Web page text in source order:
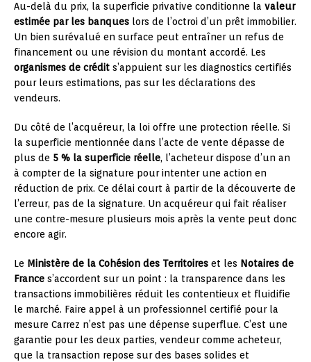
Au-delà du prix, la superficie privative conditionne la valeur
estimée par les banques lors de l’octroi d’un prêt immobilier.
Un bien surévalué en surface peut entraîner un refus de
financement ou une révision du montant accordé. Les
organismes de crédit s’appuient sur les diagnostics certifiés
pour leurs estimations, pas sur les déclarations des
vendeurs.
Du côté de l’acquéreur, la loi offre une protection réelle. Si
la superficie mentionnée dans l’acte de vente dépasse de
plus de 5 % la superficie réelle, l’acheteur dispose d’un an
à compter de la signature pour intenter une action en
réduction de prix. Ce délai court à partir de la découverte de
l’erreur, pas de la signature. Un acquéreur qui fait réaliser
une contre-mesure plusieurs mois après la vente peut donc
encore agir.
Le Ministère de la Cohésion des Territoires et les Notaires de
France s’accordent sur un point : la transparence dans les
transactions immobilières réduit les contentieux et fluidifie
le marché. Faire appel à un professionnel certifié pour la
mesure Carrez n’est pas une dépense superflue. C’est une
garantie pour les deux parties, vendeur comme acheteur,
que la transaction repose sur des bases solides et